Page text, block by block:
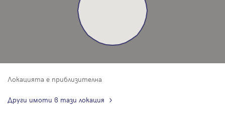
Локацията е приблизителна
Други имоти в тази локация